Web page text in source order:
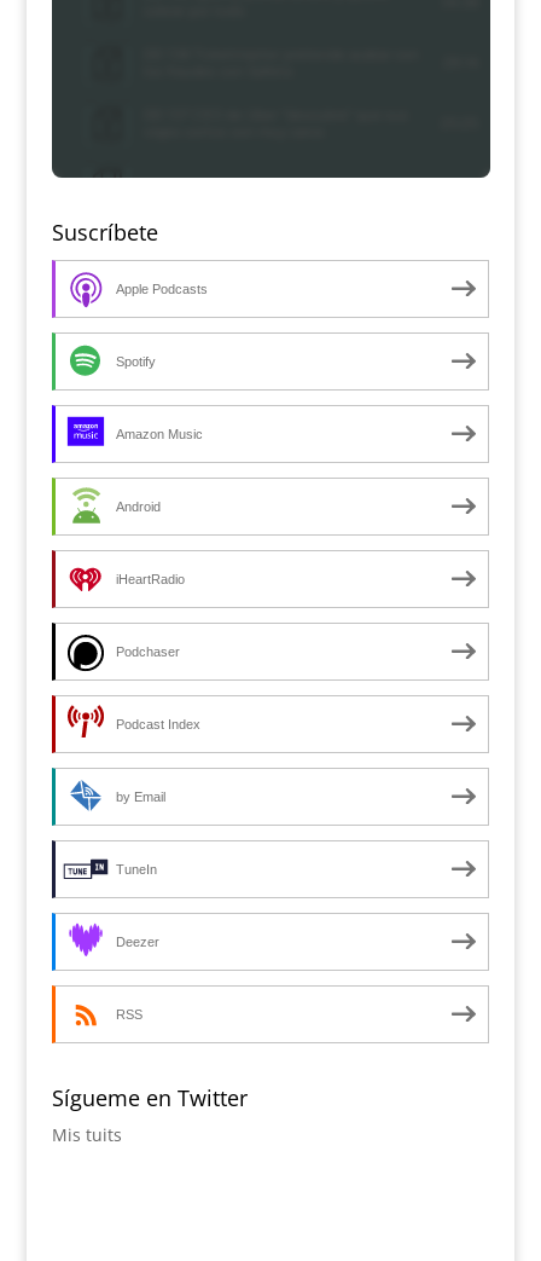
Suscríbete
Apple Podcasts
Spotify
Amazon Music
Android
iHeartRadio
Podchaser
Podcast Index
by Email
TuneIn
Deezer
RSS
Sígueme en Twitter
Mis tuits